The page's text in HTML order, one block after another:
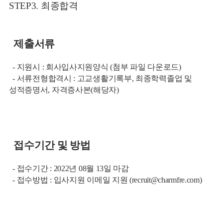
STEP3. 최종합격
제출서류
- 지원시 : 회사입사지원양식 (첨부 파일 다운로드)
- 서류전형합격시 : 고교생활기록부, 최종학력졸업 및
성적증명서, 자격증사본(해당자)
접수기간 및 방법
- 접수기간 : 2022년 08월 13일 마감
- 접수방법 : 입사지원 이메일 지원 (recruit@charmfre.com)